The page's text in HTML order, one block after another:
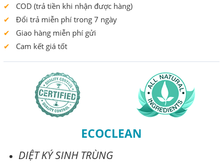
COD (trả tiền khi nhận được hàng)
Đổi trả miễn phí trong 7 ngày
Giao hàng miễn phí gửi
Cam kết giá tốt
ECOCLEAN
DIỆT KÝ SINH TRÙNG